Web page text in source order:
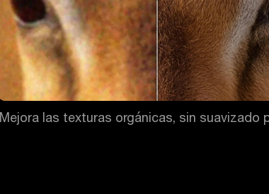
Mejora las texturas orgánicas, sin suavizado